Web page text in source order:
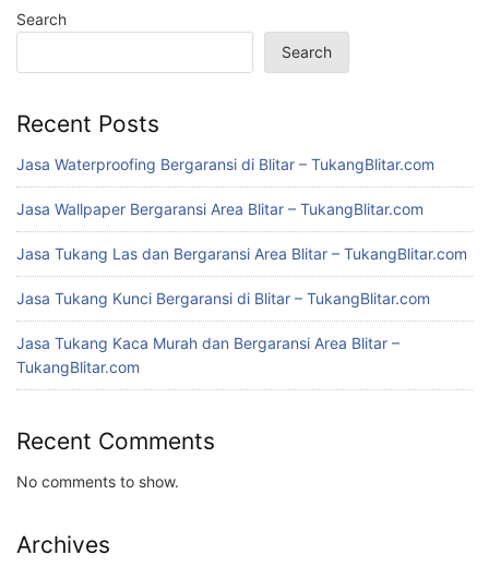
Search
Search
Recent Posts
Jasa Waterproofing Bergaransi di Blitar – TukangBlitar.com
Jasa Wallpaper Bergaransi Area Blitar – TukangBlitar.com
Jasa Tukang Las dan Bergaransi Area Blitar – TukangBlitar.com
Jasa Tukang Kunci Bergaransi di Blitar – TukangBlitar.com
Jasa Tukang Kaca Murah dan Bergaransi Area Blitar –
TukangBlitar.com
Recent Comments
No comments to show.
Archives